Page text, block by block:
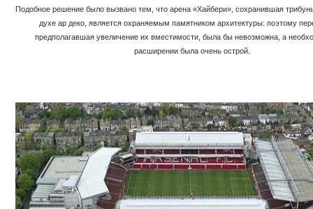
Подобное решение было вызвано тем, что арена «Хайбери», сохранившая
духе ар деко, является охраняемым памятником архитектуры: поэтому
предполагавшая увеличение их вместимости, была бы невозможна, а
расширении была очень острой.